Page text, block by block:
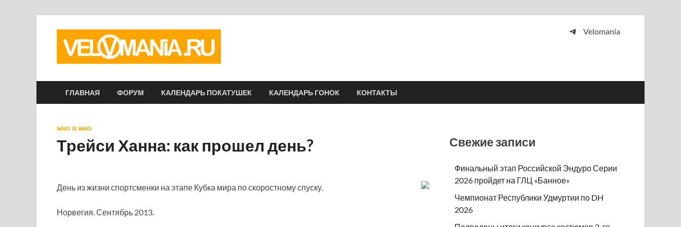
Velomania
ГЛАВНАЯ ФОРУМ КАЛЕНДАРЬ ПОКАТУШЕК КАЛЕНДАРЬ ГОНОК КОНТАКТЫ
WHO IS WHO
Трейси Ханна: как прошел день?
День из жизни спортсменки на этапе Кубка мира по скоростному спуску.
Норвегия. Сентябрь 2013.
Свежие записи
Финальный этап Российской Эндуро Серии
2026 пройдет на ГЛЦ «Банное»
Чемпионат Республики Удмуртии по DH
2026